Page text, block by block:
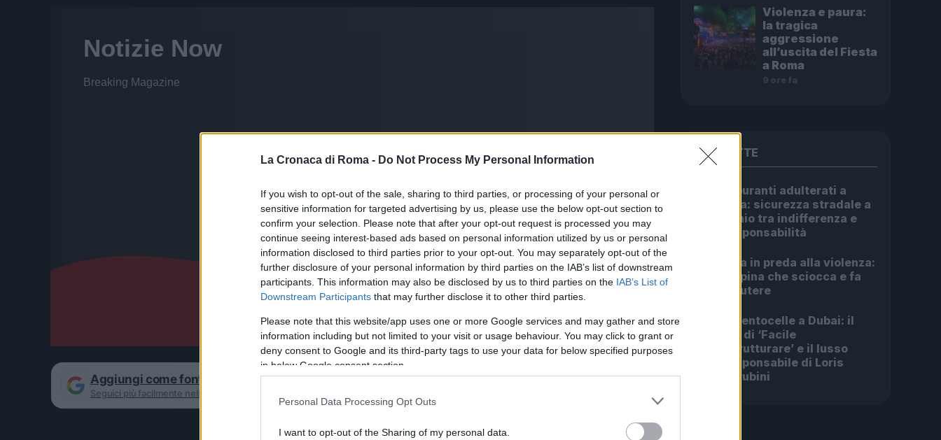
La Cronaca di Roma - Do Not Process My Personal Information
If you wish to opt-out of the sale, sharing to third parties, or processing of your personal or
sensitive information for targeted advertising by us, please use the below opt-out section to
confirm your selection. Please note that after your opt-out request is processed you may
continue seeing interest-based ads based on personal information utilized by us or personal
information disclosed to third parties prior to your opt-out. You may separately opt-out of the
further disclosure of your personal information by third parties on the IAB’s list of downstream
participants. This information may also be disclosed by us to third parties on the IAB’s List of
Downstream Participants that may further disclose it to other third parties.
Please note that this website/app uses one or more Google services and may gather and store
information including but not limited to your visit or usage behaviour. You may click to grant or
deny consent to Google and its third-party tags to use your data for below specified purposes
in below Google consent section.
Personal Data Processing Opt Outs
I want to opt-out of the Sharing of my personal data.
Aggiungi come fonte preferita su Google
Seguici più facilmente nelle notizie consigliate
Violenza e paura:
la tragica
aggressione
all’uscita del Fiesta
a Roma
9 ore fa
PIÙ LETTE
Carburanti adulterati a
Roma: sicurezza stradale a
rischio tra indifferenza e
irresponsabilità
Roma in preda alla violenza:
la rapina che sciocca e fa
discutere
Da Centocelle a Dubai: il
crac di ‘Facile
Ristrutturare’ e il lusso
irresponsabile di Loris
Cherubini